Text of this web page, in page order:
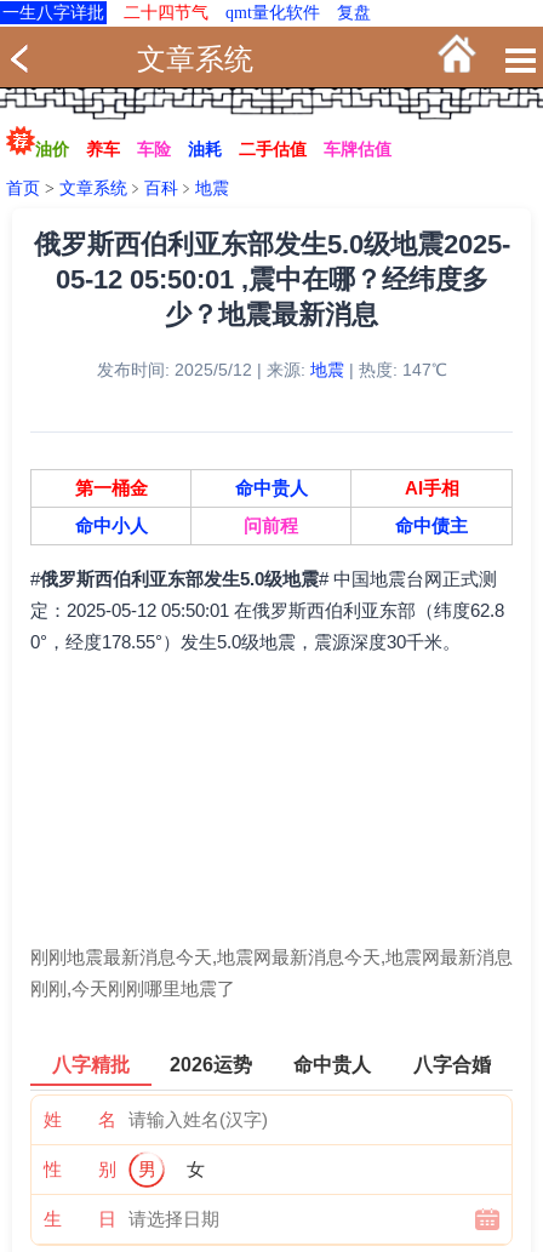
一生八字详批 二十四节气 qmt量化软件 复盘
文章系统
油价 养车 车险 油耗 二手估值 车牌估值
首页 > 文章系统 ﹥ 百科 ﹥ 地震
俄罗斯西伯利亚东部发生5.0级地震2025-
05-12 05:50:01 ,震中在哪？经纬度多
少？地震最新消息
发布时间: 2025/5/12 | 来源: 地震| 热度: 147℃
第一桶金 命中贵人
AI手相
命中小人
问前程 命中债主
#俄罗斯西伯利亚东部发生5.0级地震# 中国地震台网正式测
定：2025-05-12 05:50:01 在俄罗斯西伯利亚东部（纬度62.8
0°，经度178.55°）发生5.0级地震，震源深度30千米。
刚刚地震最新消息今天,地震网最新消息今天,地震网最新消息
刚刚,今天刚刚哪里地震了
八字精批 2026运势 命中贵人 八字合婚
姓 名
性 别 男 女
生 日